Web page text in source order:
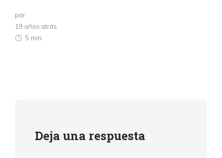
por
19 años atrás
5 min
Deja una respuesta